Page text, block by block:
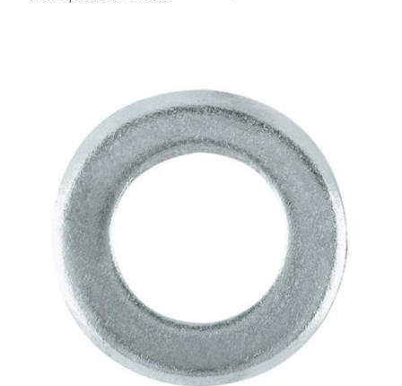
precios:
desde
0,00€
hasta
0,11€